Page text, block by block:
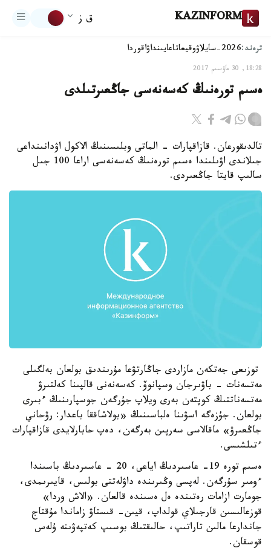
KAZINFORM ق ز
ترەند:2026-سايلاۋ وقيعاتاعايىنداۋاقوردا
18:28, 30 ماۋسىم 2017
ەسىم تورەنىڭ كەسەنەسى جاڭعىرتىلدى
تالدىقورعان. قازاقپارات - الماتى وبلىسىنىڭ الاكول اۋدانىنداعى
جىلاندى اۋىلىندا ەسىم تورەنىڭ كەسەنەسى اراعا 100 جىل
سالىپ قايتا جاڭعىردى.
توزىعى جەتكەن مازاردى جاڭارتۋعا مۇرىندىق بولعان بەلگىلى
مەتسەنات - باۋىرجان وسپانوۆ. كەسەنەنى قالپىنا كەلتىرۋ
مەتسەناتتىڭ كوپتەن بەرى ويلاپ جۇرگەن جوسپارىنىڭ ءبىرى
بولعان. جۇزەگە اسۋىنا ەلباسىنىڭ «بولاشاققا باعدار: رۋحاني
جاڭعىرۋ» ماقالاسى سەرپىن بەرگەن، دەپ حابارلايدى قازاقپارات
ءتىلشىسى.
ەسىم تورە 19- عاسىردىڭ اياعى، 20 - عاسىردىڭ باسىندا
ءومىر سۇرگەن. لەپسى وڭىرىندە داۋلەتتى بولىس، قايىرىمدى،
جومارت ازامات رەتىندە ەل ەسىندە قالعان. «الاش وردا»
قوزعالىسىن قارجىلاي قولداپ، قيىن- قىستاۋ زاماندا مۇقتاج
جاندارعا مالىن تاراتىپ، حالىقتىڭ بوسىپ كەتپەۋىنە ۇلەس
قوسقان.